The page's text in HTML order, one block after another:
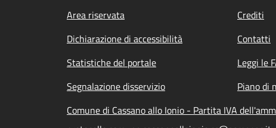
Footer menu
Area riservata Crediti
Dichiarazione di accessibilità
Contatti
Statistiche del portale
Leggi le
Segnalazione disservizio
Piano di
Comune di Cassano allo Ionio - Partita IVA